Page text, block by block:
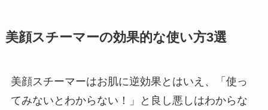
美顔スチーマーの効果的な使い方3選
美顔スチーマーはお肌に逆効果とはいえ、「使っ
てみないとわからない！」と良し悪しはわからな